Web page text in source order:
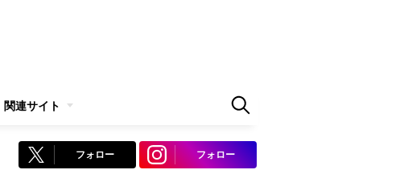
関連サイト
フォロー フォロー